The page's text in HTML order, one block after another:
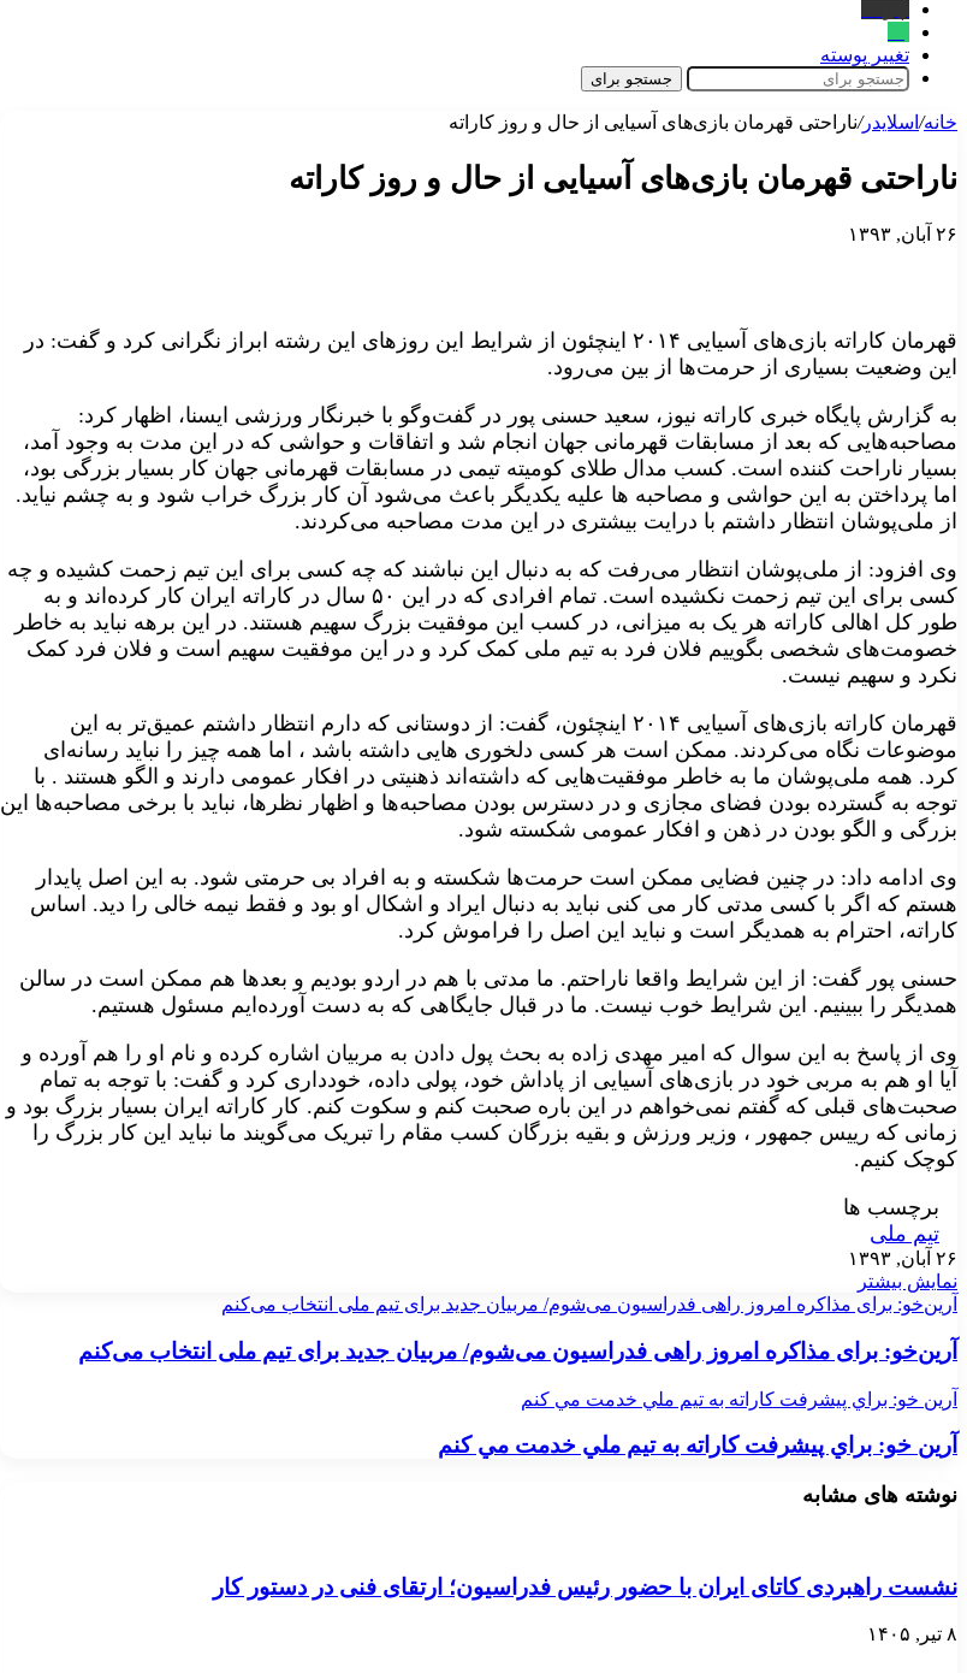
تغییر پوسته
جستجو برای
خانه/ اسلایدر/ناراحتی قهرمان بازی‌های آسیایی از حال و روز کاراته
ناراحتی قهرمان بازی‌های آسیایی از حال و روز کاراته
۲۶ آبان, ۱۳۹۳
قهرمان کاراته بازی‌های آسیایی ۲۰۱۴ اینچئون از شرایط این روزهای این رشته ابراز نگرانی کرد و گفت: در
این وضعیت بسیاری از حرمت‌ها از بین می‌رود.
به گزارش پایگاه خبری کاراته نیوز، سعید حسنی پور در گفت‌وگو با خبرنگار ورزشی ایسنا، اظهار کرد:
مصاحبه‌هایی که بعد از مسابقات قهرمانی جهان انجام شد و اتفاقات و حواشی که در این مدت به وجود آمد،
بسیار ناراحت کننده است. کسب مدال طلای کومیته تیمی در مسابقات قهرمانی جهان کار بسیار بزرگی بود،
اما پرداختن به این حواشی و مصاحبه ها علیه یکدیگر باعث می‌شود آن کار بزرگ خراب شود و به چشم نیاید.
از ملی‌پوشان انتظار داشتم با درایت بیشتری در این مدت مصاحبه می‌کردند.
وی افزود: از ملی‌پوشان انتظار می‌رفت که به دنبال این نباشند که چه کسی برای این تیم زحمت کشیده و چه
کسی برای این تیم زحمت نکشیده‌ است. تمام افرادی که در این ۵۰ سال در کاراته ایران کار کرده‌اند و به
طور کل اهالی کاراته هر یک به میزانی، در کسب این موفقیت بزرگ سهیم هستند. در این برهه نباید به خاطر
خصومت‌های شخصی بگوییم فلان فرد به تیم ملی کمک کرد و در این موفقیت سهیم است و فلان فرد کمک
نکرد و سهیم نیست.
قهرمان کاراته بازی‌های آسیایی ۲۰۱۴ اینچئون، گفت: از دوستانی که دارم انتظار داشتم عمیق‌تر به این
موضوعات نگاه می‌کردند. ممکن است هر کسی دلخوری هایی داشته باشد ، اما همه چیز را نباید رسانه‌ای
کرد. همه ملی‌پوشان ما به خاطر موفقیت‌هایی که داشته‌اند ذهنیتی در افکار عمومی دارند و الگو هستند . با
توجه به گسترده بودن فضای مجازی و در دسترس بودن مصاحبه‌ها و اظهار نظرها، نباید با برخی مصاحبه‌ها این
بزرگی و الگو بودن در ذهن و افکار عمومی شکسته شود.
وی ادامه داد: در چنین فضایی ممکن است حرمت‌ها شکسته و به افراد بی حرمتی شود. به این اصل پایدار
هستم که اگر با کسی مدتی کار می کنی نباید به دنبال ایراد و اشکال او بود و فقط نیمه خالی را دید. اساس
کاراته، احترام به همدیگر است و نباید این اصل را فراموش کرد.
حسنی پور گفت: از این شرایط واقعا ناراحتم. ما مدتی با هم در اردو بودیم و بعدها هم ممکن است در سالن
همدیگر را ببینیم. این شرایط خوب نیست. ما در قبال جایگاهی که به دست آورده‌ایم مسئول هستیم.
وی از پاسخ به این سوال که امیر مهدی زاده به بحث پول دادن به مربیان اشاره کرده و نام او را هم آورده و
آیا او هم به مربی خود در بازی‌های آسیایی از پاداش خود، پولی داده، خودداری کرد و گفت: با توجه به تمام
صحبت‌های قبلی که گفتم نمی‌خواهم در این باره صحبت کنم و سکوت کنم. کار کاراته ایران بسیار بزرگ بود و
زمانی که رییس جمهور ، وزیر ورزش و بقیه بزرگان کسب مقام را تبریک می‌گویند ما نباید این کار بزرگ را
کوچک کنیم.
برچسب ها
تیم ملی
۲۶ آبان, ۱۳۹۳
نمایش بیشتر
آرین‌خو: برای مذاکره امروز راهی فدراسیون می‌شوم/ مربیان جدید برای تیم ملی انتخاب می‌کنم
آرین‌خو: برای مذاکره امروز راهی فدراسیون می‌شوم/ مربیان جدید برای تیم ملی انتخاب می‌کنم
آرين خو: براي پيشرفت كاراته به تيم ملي خدمت مي كنم
آرين خو: براي پيشرفت كاراته به تيم ملي خدمت مي كنم
نوشته های مشابه
نشست راهبردی کاتای ایران با حضور رئیس فدراسیون؛ ارتقای فنی در دستور کار
۸ تیر, ۱۴۰۵